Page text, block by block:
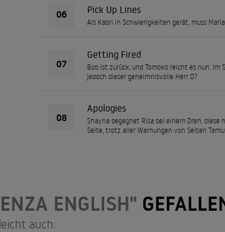
06 Pick Up Lines
Als Kaori in Schwierigkeiten gerät, muss
07
Getting Fired
Bob ist zurück, und Tomoko reicht es nun.
jedoch dieser geheimnisvolle Herr O?
08
Apologies
Shayna begegnet Risa bei einem Dreh,
Seite, trotz aller Warnungen von Seiten
ENGLISH"
auch: